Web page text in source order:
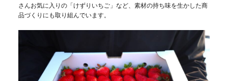
さんお気に入りの「けずりいちご」など、素材の持ち味を生かした商
品づくりにも取り組んでいます。